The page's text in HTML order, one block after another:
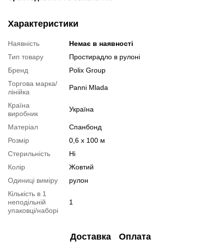
Характеристики
Наявність
Немає в наявності
Тип товару
Простирадло в рулоні
Бренд
Polix Group
Торгова марка/
лінійка
Panni Mladа
Країна
виробник
Україна
Матеріал
Спанбонд
Розмір
0,6 х 100 м
Стерильність
Ні
Колір
Жовтий
Одиниці виміру
рулон
Кількість в 1
неподільній
упаковці/наборі
1
Доставка Оплата